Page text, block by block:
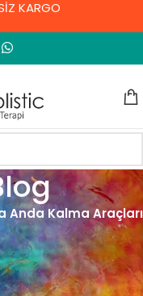
KARGO
Anda Kalma Araçları
Kalma